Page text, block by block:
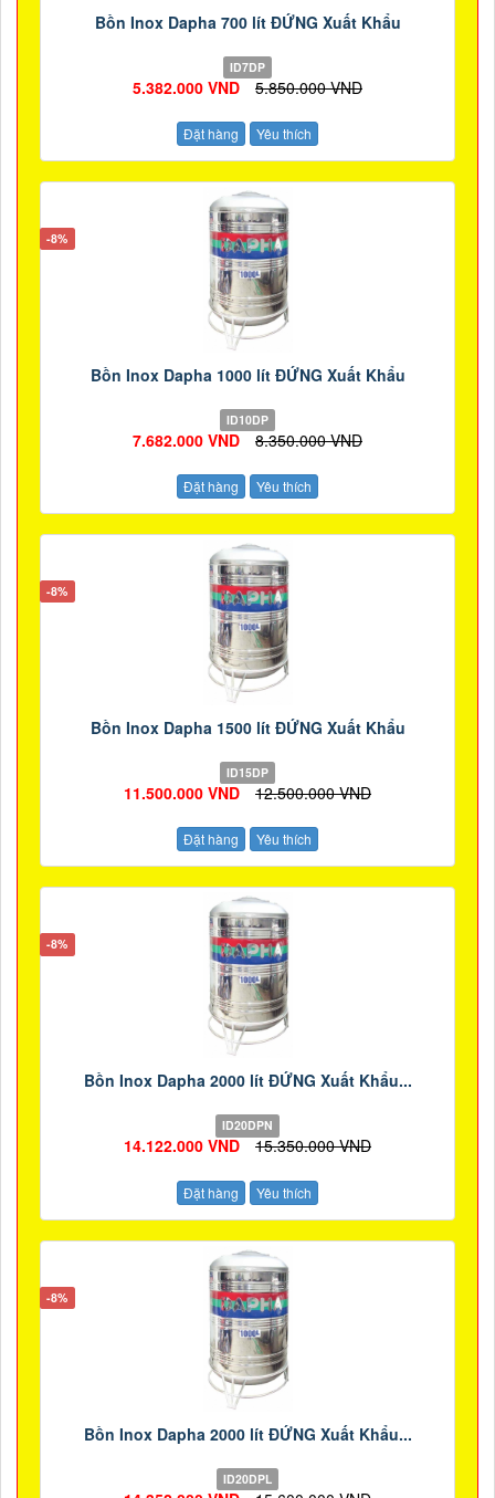
Bồn Inox Dapha 700 lít ĐỨNG Xuất Khẩu
ID7DP
5.382.000 VND 5.850.000 VND
Đặt hàng Yêu thích
-8%
Bồn Inox Dapha 1000 lít ĐỨNG Xuất Khẩu
ID10DP
7.682.000 VND 8.350.000 VND
Đặt hàng Yêu thích
-8%
Bồn Inox Dapha 1500 lít ĐỨNG Xuất Khẩu
ID15DP
11.500.000 VND 12.500.000 VND
Đặt hàng Yêu thích
-8%
Bồn Inox Dapha 2000 lít ĐỨNG Xuất Khẩu...
ID20DPN
14.122.000 VND 15.350.000 VND
Đặt hàng Yêu thích
-8%
Bồn Inox Dapha 2000 lít ĐỨNG Xuất Khẩu...
ID20DPL